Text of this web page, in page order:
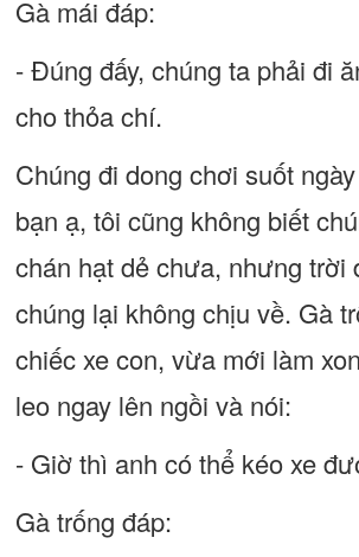
Gà mái đáp:
- Đúng đấy, chúng ta phải đi
cho thỏa chí.
Chúng đi dong chơi suốt
bạn ạ, tôi cũng không biết
chán hạt dẻ chưa, nhưng trời
chúng lại không chịu về. Gà
chiếc xe con, vừa mới làm
leo ngay lên ngồi và nói:
- Giờ thì anh có thể kéo xe
Gà trống đáp: